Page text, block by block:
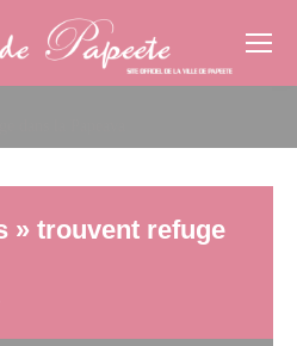
» trouvent refuge